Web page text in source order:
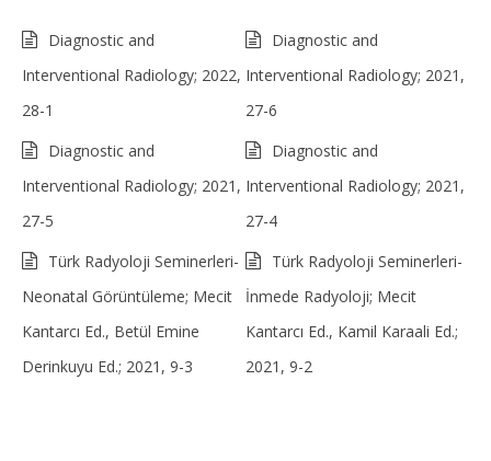
Diagnostic and
Interventional Radiology; 2022,
28-1
Diagnostic and
Interventional Radiology; 2021,
27-6
Diagnostic and
Interventional Radiology; 2021,
27-5
Diagnostic and
Interventional Radiology; 2021,
27-4
Türk Radyoloji Seminerleri-
Neonatal Görüntüleme; Mecit
Kantarcı Ed., Betül Emine
Derinkuyu Ed.; 2021, 9-3
Türk Radyoloji Seminerleri-
İnmede Radyoloji; Mecit
Kantarcı Ed., Kamil Karaali Ed.;
2021, 9-2